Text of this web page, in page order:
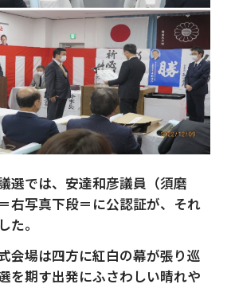
選では、安達和彦議員（須磨
右写真下段＝に公認証が、それ
た。
会場は四方に紅白の幕が張り巡
を期す出発にふさわしい晴れや